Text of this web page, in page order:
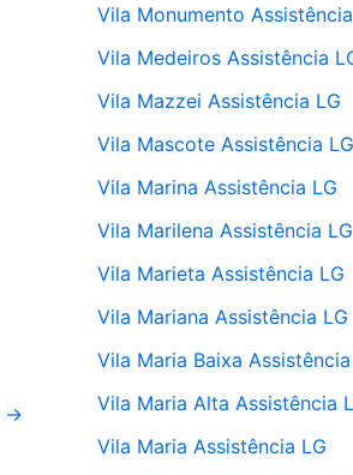
→
Vila Monumento
Vila Medeiros Assistência
Vila Mazzei Assistência LG
Vila Mascote Assistência LG
Vila Marina Assistência LG
Vila Marilena Assistência LG
Vila Marieta Assistência LG
Vila Mariana Assistência LG
Vila Maria Baixa Assistência
Vila Maria Alta Assistência
Vila Maria Assistência LG